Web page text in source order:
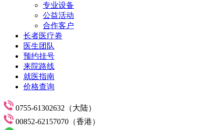
专业设备
公益活动
合作客户
长者医疗劵
医生团队
预约挂号
来院路线
就医指南
价格查询
0755-61302632（大陆）
00852-62157070（香港）